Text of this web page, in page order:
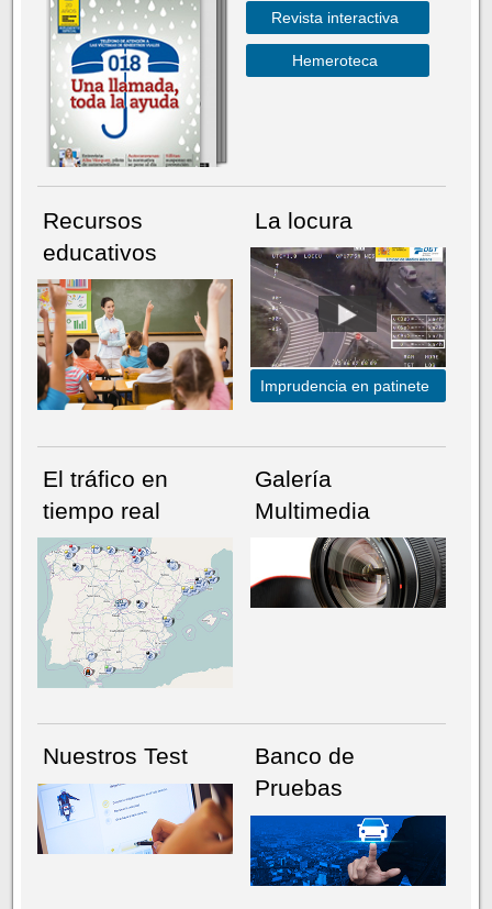
NÚMERO ACTUALHEMEROTECA
Revista interactiva
Hemeroteca
Recursos
educativos
La locura
Imprudencia en patinete
El tráfico en
tiempo real
Galería
Multimedia
Nuestros Test
Banco de
Pruebas